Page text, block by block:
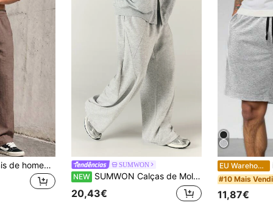
Calças retas casuais de homem em imitação de linho, cor lisa, estilo minimalista, versáteis para o dia a dia e deslocações, calças compridas com textura tipo linho SUMWON
NEW SUMWON Calças de Moletom Perna Larga com Detalhe de Costura, Cintura Elástica, Joggers de Fleece, Corte Oversized Relaxado, Calças Casuais de Lounge, Essencial para Outono/Inverno
20,43€
EU Warehouse
#10 Mais
11,87€